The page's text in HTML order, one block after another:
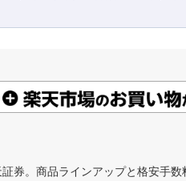
券。商品ラインアップと格安手